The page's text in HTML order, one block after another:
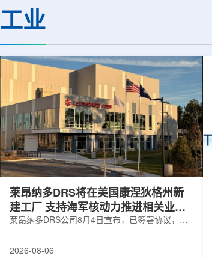
队在试运行过程中持续调校设备、优化
束流状态。经过约9个月改进，装置关键
177...
克在...
工业
莱昂纳多DRS将在美国康涅狄格州新
建工厂 支持海军核动力推进相关业务
增长
莱昂纳多DRS公司8月4日宣布，已签署协议，将
2026-08-06